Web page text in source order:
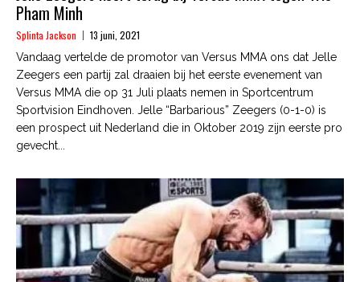
Pham Minh
Splinta Jackson 13 juni, 2021
Vandaag vertelde de promotor van Versus MMA ons dat Jelle
Zeegers een partij zal draaien bij het eerste evenement van
Versus MMA die op 31 Juli plaats nemen in Sportcentrum
Sportvision Eindhoven. Jelle “Barbarious” Zeegers (0-1-0) is
een prospect uit Nederland die in Oktober 2019 zijn eerste pro
gevecht...